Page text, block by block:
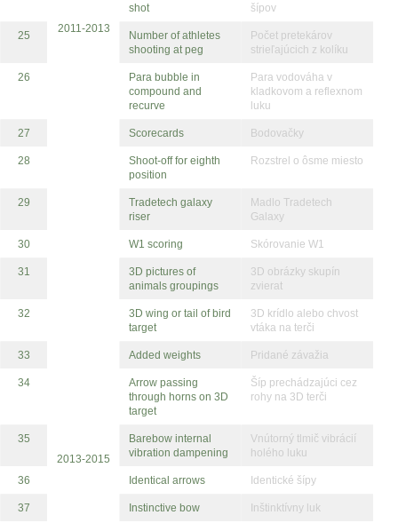
2011-2013
shot
šípov
25
Number of athletes
shooting at peg
Počet pretekárov
strieľajúcich z kolíku
26
Para bubble in
compound and
recurve
Para vodováha v
kladkovom a reflexnom
luku
27 Scorecards Bodovačky
28
Shoot-off for eighth
position
Rozstrel o ôsme miesto
29
Tradetech galaxy
riser
Madlo Tradetech
Galaxy
30 W1 scoring Skórovanie W1
31
2013-2015
3D pictures of
animals groupings
3D obrázky skupín
zvierat
32
3D wing or tail of bird
target
3D krídlo alebo chvost
vtáka na terči
33 Added weights Pridané závažia
34
Arrow passing
through horns on 3D
target
Šíp prechádzajúci cez
rohy na 3D terči
35
Barebow internal
vibration dampening
Vnútorný tlmič vibrácií
holého luku
36 Identical arrows Identické šípy
37 Instinctive bow Inštinktívny luk